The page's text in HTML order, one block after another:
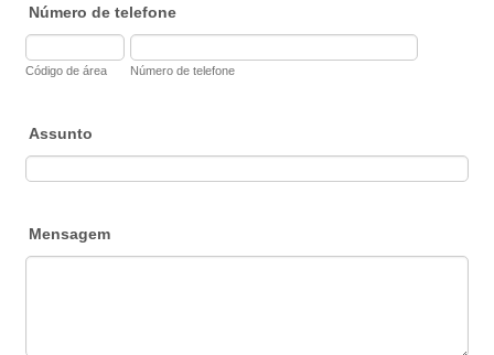
Número de telefone
Código de área Número de telefone
Assunto
Mensagem